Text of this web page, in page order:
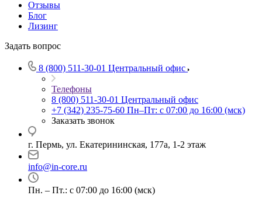
Отзывы
Блог
Лизинг
Задать вопрос
8 (800) 511-30-01 Центральный офис
Телефоны
8 (800) 511-30-01 Центральный офис
+7 (342) 235-75-60 Пн–Пт: с 07:00 до 16:00 (мск)
Заказать звонок
г. Пермь, ул. ​Екатерининская, 177а, ​1-2 этаж
info@in-core.ru
Пн. – Пт.: с 07:00 до 16:00 (мск)